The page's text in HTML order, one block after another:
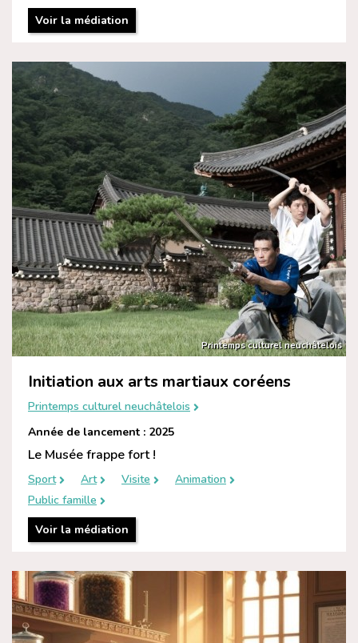
Voir la médiation
Printemps culturel neuchâtelois
Initiation aux arts martiaux coréens
Printemps culturel neuchâtelois
Année de lancement : 2025
Le Musée frappe fort !
Sport Art Visite
Animation
Public famille
Voir la médiation